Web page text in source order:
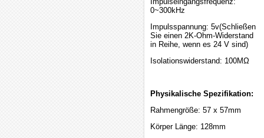
0~300kHz
Impulsspannung: 5v(Schließen
Sie einen 2K-Ohm-Widerstand
in Reihe, wenn es 24 V sind)
Isolationswiderstand: 100MΩ
Physikalische Spezifikation:
Rahmengröße: 57 x 57mm
Körper Länge: 128mm